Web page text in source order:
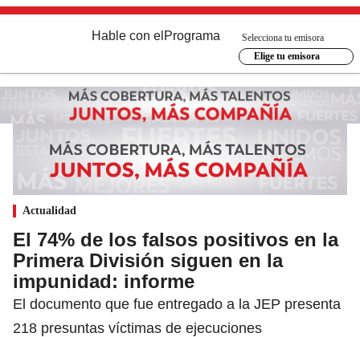
Hable con el Programa
Selecciona tu emisora
Elige tu emisora
Actualidad
El 74% de los falsos positivos en la
Primera División siguen en la
impunidad: informe
El documento que fue entregado a la JEP presenta
218 presuntas víctimas de ejecuciones